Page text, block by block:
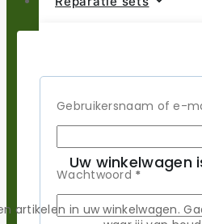
Merken A-C
Gebruikersnaam of e-
Wachtwoord *Vereist
Uw winkelwagen
artikelen in uw winkelwagen.